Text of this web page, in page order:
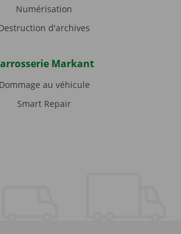
Numérisation
d'archives
Markant
Dommage au véhicule
Smart Repair